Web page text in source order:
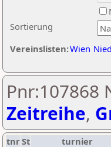
Sortierung
Vereinslisten:Wien
Pnr:107868
Zeitreihe,
tnrSt turnier